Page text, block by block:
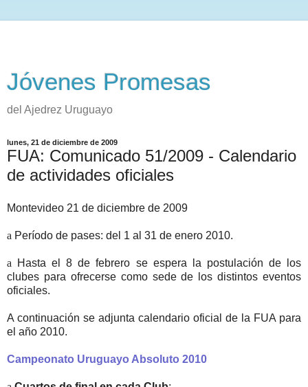
Jóvenes Promesas
del Ajedrez Uruguayo
lunes, 21 de diciembre de 2009
FUA: Comunicado 51/2009 - Calendario
de actividades oficiales
Montevideo 21 de diciembre de 2009
a Período de pases: del 1 al 31 de enero 2010.
a Hasta el 8 de febrero se espera la postulación de los
clubes para ofrecerse como sede de los distintos eventos
oficiales.
A continuación se adjunta calendario oficial de la FUA para
el año 2010.
Campeonato Uruguayo Absoluto 2010